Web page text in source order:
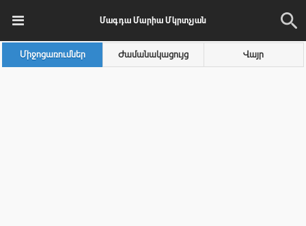
Մագդա Մարիա Մկրտչյան
Միջոցառումներ Ժամանակացույց Վայր